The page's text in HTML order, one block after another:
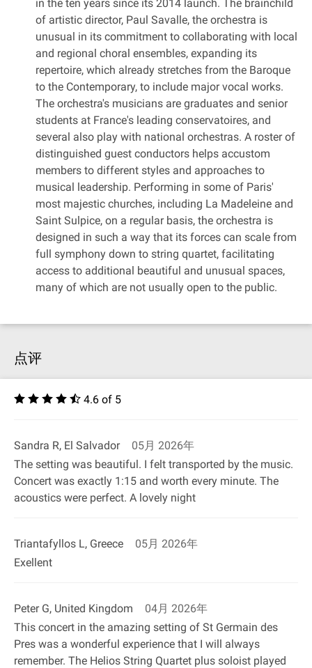
in the ten years since its 2014 launch. The brainchild
of artistic director, Paul Savalle, the orchestra is
unusual in its commitment to collaborating with local
and regional choral ensembles, expanding its
repertoire, which already stretches from the Baroque
to the Contemporary, to include major vocal works.
The orchestra's musicians are graduates and senior
students at France's leading conservatoires, and
several also play with national orchestras. A roster of
distinguished guest conductors helps accustom
members to different styles and approaches to
musical leadership. Performing in some of Paris'
most majestic churches, including La Madeleine and
Saint Sulpice, on a regular basis, the orchestra is
designed in such a way that its forces can scale from
full symphony down to string quartet, facilitating
access to additional beautiful and unusual spaces,
many of which are not usually open to the public.
点评
4.6 of 5
Sandra R, El Salvador
05月 2026年
The setting was beautiful. I felt transported by the music.
Concert was exactly 1:15 and worth every minute. The
acoustics were perfect. A lovely night
Triantafyllos L, Greece
05月 2026年
Exellent
Peter G, United Kingdom
04月 2026年
This concert in the amazing setting of St Germain des
Pres was a wonderful experience that I will always
remember. The Helios String Quartet plus soloist played